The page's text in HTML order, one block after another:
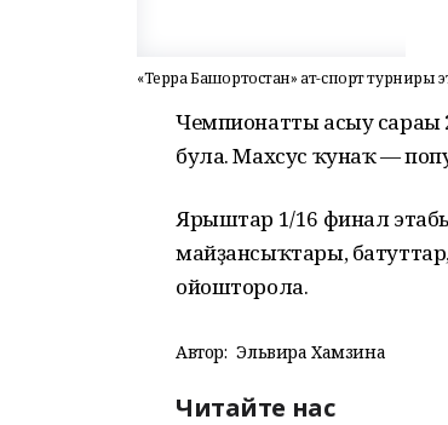
«Терра Башҡортостан» ат-спорт турниры
Чемпионатты асыу сараһы
була. Махсус ҡунаҡ —
Ярыштар 1/16 финал
майҙансыҡтары,
ойошторола.
Автор: Эльвира Хамзина
Читайте нас